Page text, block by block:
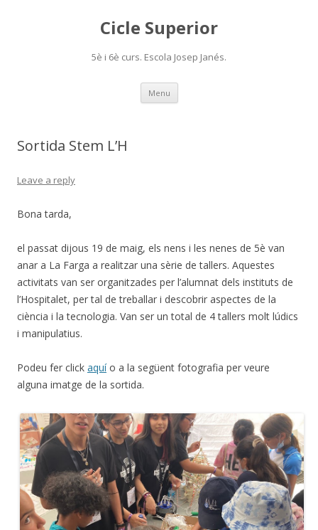
Cicle Superior
5è i 6è curs. Escola Josep Janés.
Menu Skip
content
Sortida Stem L’H
Leave a reply
Bona tarda,
el passat dijous 19 de maig, els nens i les nenes de 5è van
anar a La Farga a realitzar una sèrie de tallers. Aquestes
activitats van ser organitzades per l’alumnat dels instituts de
l’Hospitalet, per tal de treballar i descobrir aspectes de la
ciència i la tecnologia. Van ser un total de 4 tallers molt lúdics
i manipulatius.
Podeu fer click aquío a la següent fotografia per veure
alguna imatge de la sortida.